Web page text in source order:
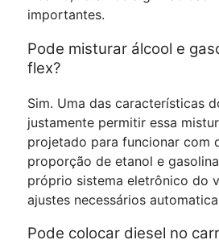
importantes.
Pode misturar álcool e
flex?
Sim. Uma das características
justamente permitir essa
projetado para funcionar com
proporção de etanol e
próprio sistema eletrônico do
ajustes necessários
Pode colocar diesel no